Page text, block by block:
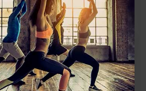
с условиямиполитики